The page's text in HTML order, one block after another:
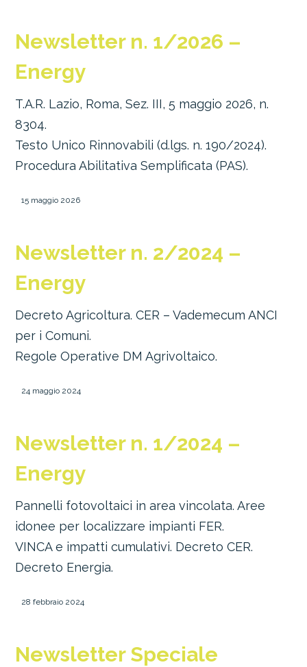
Newsletter n. 1/2026 –
Energy
T.A.R. Lazio, Roma, Sez. III, 5 maggio 2026, n.
8304.
Testo Unico Rinnovabili (d.lgs. n. 190/2024).
Procedura Abilitativa Semplificata (PAS).
15 maggio 2026
Newsletter n. 2/2024 –
Energy
Decreto Agricoltura. CER – Vademecum ANCI
per i Comuni.
Regole Operative DM Agrivoltaico.
24 maggio 2024
Newsletter n. 1/2024 –
Energy
Pannelli fotovoltaici in area vincolata. Aree
idonee per localizzare impianti FER.
VINCA e impatti cumulativi. Decreto CER.
Decreto Energia.
28 febbraio 2024
Newsletter Speciale